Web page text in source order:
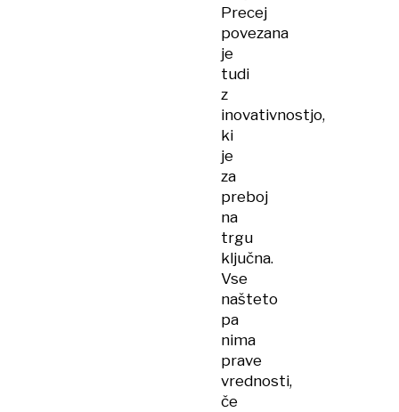
Precej
povezana
je
tudi
z
inovativnostjo,
ki
je
za
preboj
na
trgu
ključna.
Vse
našteto
pa
nima
prave
vrednosti,
če